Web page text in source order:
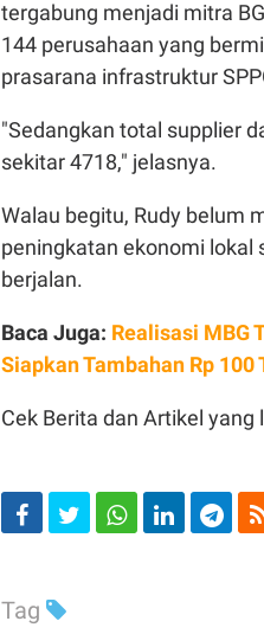
tergabung menjadi mitra
144 perusahaan yang
prasarana infrastruktur
"Sedangkan total supplier
sekitar 4718," jelasnya.
Walau begitu, Rudy belum
peningkatan ekonomi lokal
berjalan.
Baca Juga: Realisasi MBG
Siapkan Tambahan Rp 100
Cek Berita dan Artikel yang
Tag